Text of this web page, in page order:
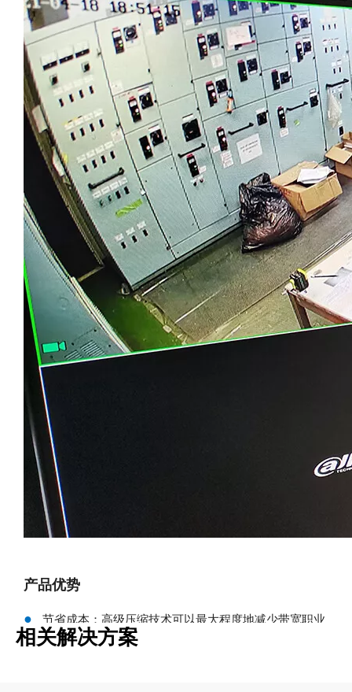
产品优势
●
节省成本：高级压缩技术可以最大程度地减少带宽职业
和数据消费
相关解决方案